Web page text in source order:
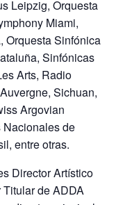
Leipzig, Orquesta
Miami,
Orquesta Sinfónica
Sinfónicas
Arts, Radio
Sichuan,
Argovian
de
entre otras.
Director Artístico
de ADDA